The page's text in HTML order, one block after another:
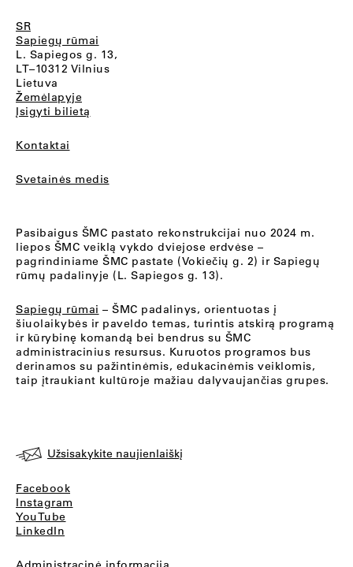
SR
Sapiegų rūmai
L. Sapiegos g. 13,
LT–10312 Vilnius
Lietuva
Žemėlapyje
Įsigyti bilietą
Kontaktai
Svetainės medis
Pasibaigus ŠMC pastato rekonstrukcijai nuo 2024 m.
liepos ŠMC veiklą vykdo dviejose erdvėse –
pagrindiniame ŠMC pastate (Vokiečių g. 2) ir Sapiegų
rūmų padalinyje (L. Sapiegos g. 13).
Sapiegų rūmai – ŠMC padalinys, orientuotas į
šiuolaikybės ir paveldo temas, turintis atskirą programą
ir kūrybinę komandą bei bendrus su ŠMC
administracinius resursus. Kuruotos programos bus
derinamos su pažintinėmis, edukacinėmis veiklomis,
taip įtraukiant kultūroje mažiau dalyvaujančias grupes.
Užsisakykite naujienlaiškį
Facebook
Instagram
YouTube
LinkedIn